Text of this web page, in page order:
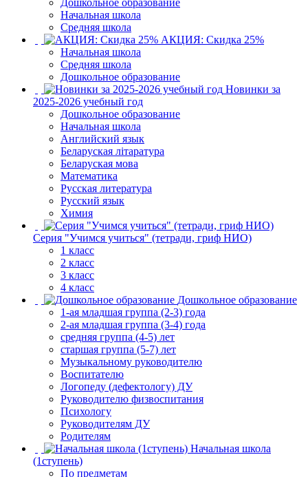
Дошкольное образование
Начальная школа
Средняя школа
АКЦИЯ: Скидка 25%
Начальная школа
Средняя школа
Дошкольное образование
Новинки за
2025-2026 учебный год
Дошкольное образование
Начальная школа
Английский язык
Беларуская літаратура
Беларуская мова
Математика
Русская литература
Русский язык
Химия
Серия "Учимся учиться" (тетради, гриф НИО)
1 класс
2 класс
3 класс
4 класс
Дошкольное образование
1-ая младшая группа (2-3) года
2-ая младшая группа (3-4) года
средняя группа (4-5) лет
старшая группа (5-7) лет
Музыкальному руководителю
Воспитателю
Логопеду (дефектологу) ДУ
Руководителю физвоспитания
Психологу
Руководителям ДУ
Родителям
Начальная школа
(1ступень)
По предметам